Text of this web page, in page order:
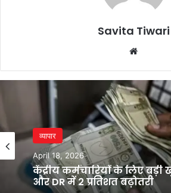
Savita Tiwari
व्यापार
April 18, 2026
केंद्रीय कर्मचारियों के लिए
और DR में 2 प्रतिशत बढ़ोतरी